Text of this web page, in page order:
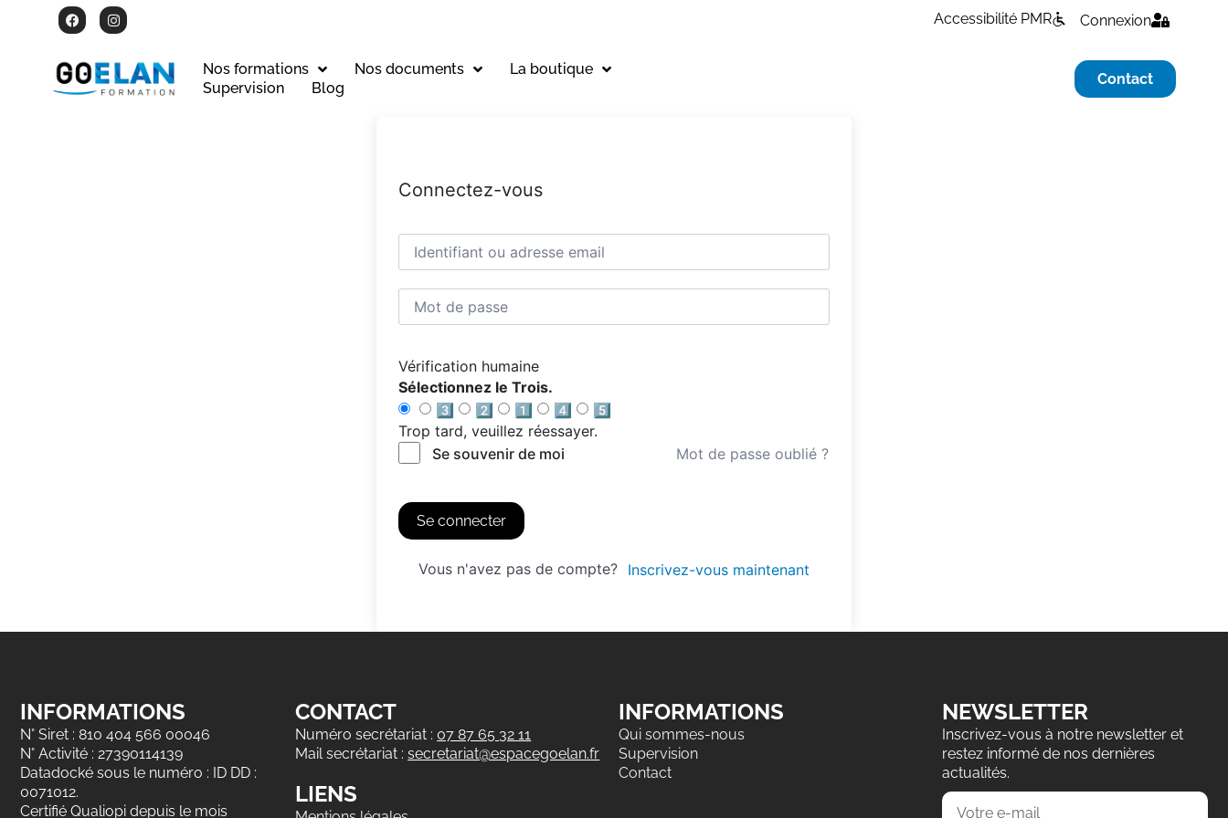
Accessibilité PMR Connexion
Nos formations Nos documents
La boutique
Supervision
Blog
Contact
Connectez-vous
Vérification humaine
Sélectionnez le Trois.
3️⃣
2️⃣ 1️⃣ 4️⃣
5️⃣
Trop tard, veuillez réessayer.
Se souvenir de moi
Mot de passe oublié ?
Se connecter
Vous n'avez pas de compte? Inscrivez-vous maintenant
INFORMATIONS
N° Siret : 810 404 566 00046
N° Activité : 27390114139
Datadocké sous le numéro : ID DD :
0071012.
Certifié Qualiopi depuis le mois
CONTACT
Numéro secrétariat : 07 87 65 32 11
Mail secrétariat :secretariat@espacegoelan.fr
LIENS
INFORMATIONS
Qui sommes-nous
Supervision
Contact
NEWSLETTER
Inscrivez-vous à notre newsletter et
restez informé de nos dernières
actualités.